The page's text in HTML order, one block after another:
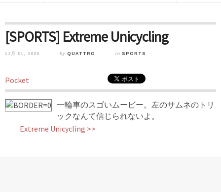
[SPORTS] Extreme Unicycling
12月 01, 2005 by QUATTRO in SPORTS
Pocket
一輪車のスゴいムービー。左のサムネのトリ
ックなんて信じられないよ。
Extreme Unicycling >>